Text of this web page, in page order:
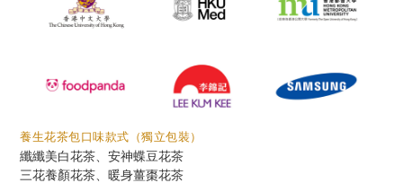
養生花茶包口味款式 （獨立包裝）
纖纖美白花茶、安神蝶豆花茶
三花養顏花茶、 暖身薑棗花茶